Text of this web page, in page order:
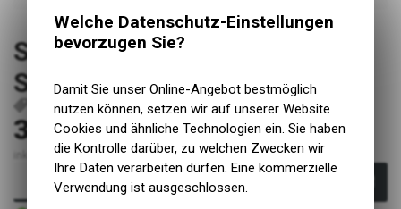
Swiss Cycle Protection Rock
Shox Zeb 2023+
39.90CHF
inkl. MwSt., zzgl. Versandkosten
In den Warenkorb
Welche Datenschutz-Einstellungen
bevorzugen Sie?
Damit Sie unser Online-Angebot bestmöglich
nutzen können, setzen wir auf unserer Website
Cookies und ähnliche Technologien ein. Sie haben
die Kontrolle darüber, zu welchen Zwecken wir
Ihre Daten verarbeiten dürfen. Eine kommerzielle
Verwendung ist ausgeschlossen.